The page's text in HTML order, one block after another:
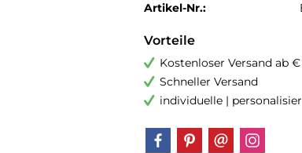
Artikel-Nr.:
Vorteile
Kostenloser Versand ab
Schneller Versand
individuelle |